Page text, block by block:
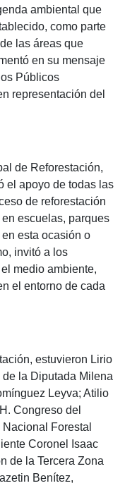
ambiental que
como parte
las áreas que
en su mensaje
Públicos
representación del
de Reforestación,
el apoyo de todas las
de reforestación
escuelas, parques
esta ocasión o
invitó a los
medio ambiente,
el entorno de cada
estuvieron Lirio
la Diputada Milena
Leyva; Atilio
Congreso del
Forestal
Coronel Isaac
de la Tercera Zona
Benítez,